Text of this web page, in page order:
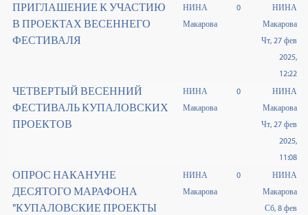
ПРИГЛАШЕНИЕ К УЧАСТИЮ
В ПРОЕКТАХ ВЕСЕННЕГО
ФЕСТИВАЛЯ
НИНА
Макарова
0
НИНА
Макарова
Чт, 27 фев
2025,
12:22
ЧЕТВЕРТЫЙ ВЕСЕННИЙ
ФЕСТИВАЛЬ КУПАЛОВСКИХ
ПРОЕКТОВ
НИНА
Макарова
0
НИНА
Макарова
Чт, 27 фев
2025,
11:08
ОПРОС НАКАНУНЕ
ДЕСЯТОГО МАРАФОНА
"КУПАЛОВСКИЕ ПРОЕКТЫ
НИНА
Макарова
0
НИНА
Макарова
Сб, 8 фев